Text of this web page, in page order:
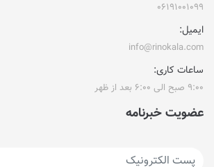
۰۶۱۹۱۰۰۱۰۹۹
ایمیل:
info@rinokala.com
ساعات کاری:
۹:۰۰ صبح الی ۶:۰۰ بعد از ظهر
عضویت خبرنامه